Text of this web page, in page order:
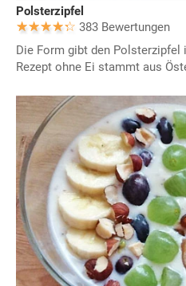
Polsterzipfel
383 Bewertungen
Die Form gibt den Polsterzipfel
Rezept ohne Ei stammt aus